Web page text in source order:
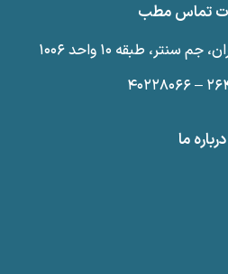
تماس مطب
طبقه ۱۰ واحد ۱۰۰۶
درباره ما